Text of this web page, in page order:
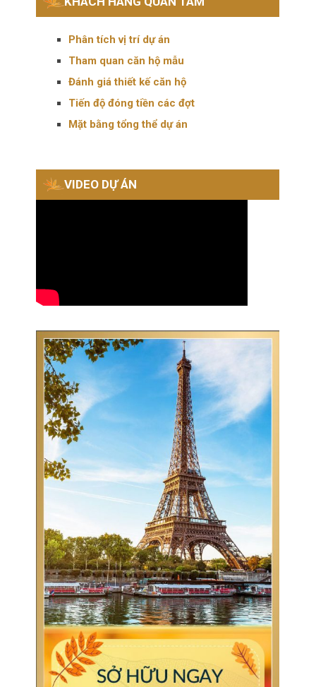
Phân tích vị trí dự án
Tham quan căn hộ mẫu
Đánh giá thiết kế căn hộ
Tiến độ đóng tiền các đợt
Mặt bằng tổng thể dự án
VIDEO DỰ ÁN